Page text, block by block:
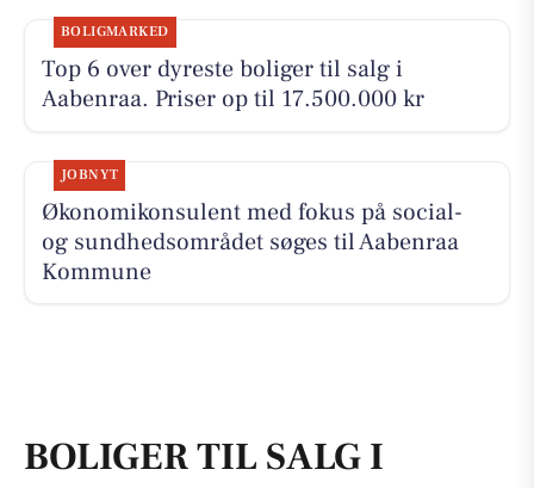
BOLIGMARKED
Top 6 over dyreste boliger til salg i
Aabenraa. Priser op til 17.500.000 kr
JOBNYT
Økonomikonsulent med fokus på social-
og sundhedsområdet søges til Aabenraa
Kommune
BOLIGER TIL SALG I